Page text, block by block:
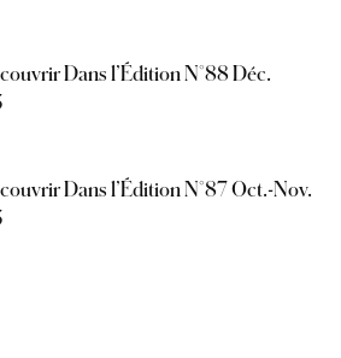
Dans l’Édition N°88 Déc.
Dans l’Édition N°87 Oct.-Nov.